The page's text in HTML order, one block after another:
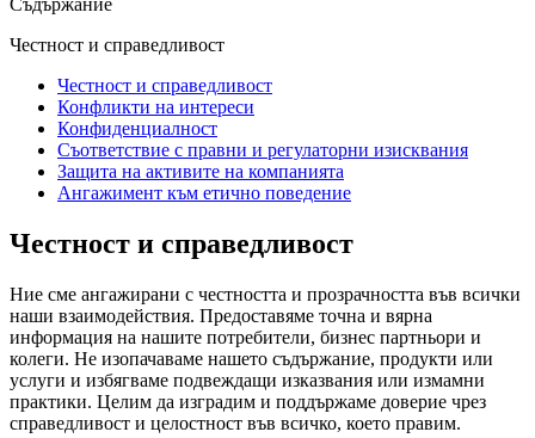
Съдържание
Честност и справедливост
Честност и справедливост
Конфликти на интереси
Конфиденциалност
Съответствие с правни и регулаторни изисквания
Защита на активите на компанията
Ангажимент към етично поведение
Честност и справедливост
Ние сме ангажирани с честността и прозрачността във всички
наши взаимодействия. Предоставяме точна и вярна
информация на нашите потребители, бизнес партньори и
колеги. Не изопачаваме нашето съдържание, продукти или
услуги и избягваме подвеждащи изказвания или измамни
практики. Целим да изградим и поддържаме доверие чрез
справедливост и целостност във всичко, което правим.